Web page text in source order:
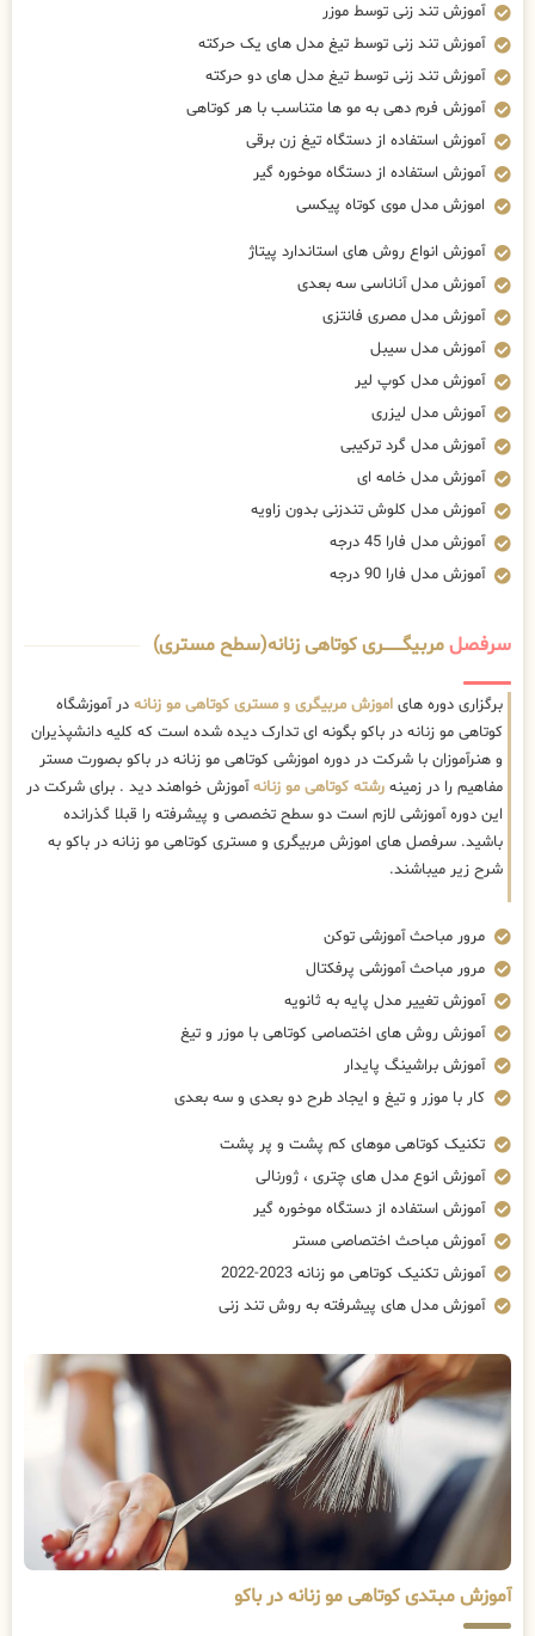
آموزش تند زنی توسط موزر
آموزش تند زنی توسط تیغ مدل های یک حرکته
آموزش تند زنی توسط تیغ مدل های دو حرکته
آموزش فرم دهی به مو ها متناسب با هر کوتاهی
آموزش استفاده از دستگاه تیغ زن برقی
آموزش استفاده از دستگاه موخوره گیر
اموزش مدل موی کوتاه پیکسی
آموزش انواع روش های استاندارد پیتاژ
آموزش مدل آناناسی سه بعدی
آموزش مدل مصری فانتزی
آموزش مدل سیبل
آموزش مدل کوپ لیر
آموزش مدل لیزری
آموزش مدل گرد ترکیبی
آموزش مدل خامه ای
آموزش مدل کلوش تندزنی بدون زاویه
آموزش مدل فارا 45 درجه
آموزش مدل فارا 90 درجه
سرفصلمربیگــــــــری کوتاهی زنانه(سطح مستری)
برگزاری دوره های اموزش مربیگری و مستری کوتاهی مو زنانه در آموزشگاه
کوتاهی مو زنانه در باکو بگونه ای تدارک دیده شده است که کلیه دانشپذیران
و هنرآموزان با شرکت در دوره اموزشی کوتاهی مو زنانه در باکو بصورت مستر
مفاهیم را در زمینه رشته کوتاهی مو زنانهآموزش خواهند دید . برای شرکت در
این دوره آموزشی لازم است دو سطح تخصصی و پیشرفته را قبلا گذرانده
باشید. سرفصل های اموزش مربیگری و مستری کوتاهی مو زنانه در باکو به
شرح زیر میباشند.
مرور مباحث آموزشی توکن
مرور مباحث آموزشی پرفکتال
آموزش تغییر مدل پایه به ثانویه
آموزش روش های اختصاصی کوتاهی با موزر و تیغ
آموزش براشینگ پایدار
کار با موزر و تیغ و ایجاد طرح دو بعدی و سه بعدی
تکنیک کوتاهی موهای کم پشت و پر پشت
آموزش انوع مدل های چتری ، ژورنالی
آموزش استفاده از دستگاه موخوره گیر
آموزش مباحث اختصاصی مستر
آموزش تکنیک کوتاهی مو زنانه 2023-2022
آموزش مدل های پیشرفته به روش تند زنی
آموزش مبتدی کوتاهی مو زنانه در باکو